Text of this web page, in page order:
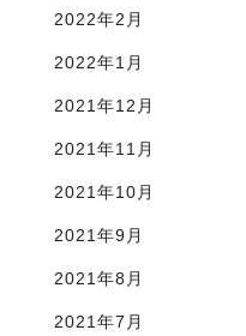
2022年2月
2022年1月
2021年12月
2021年11月
2021年10月
2021年9月
2021年8月
2021年7月